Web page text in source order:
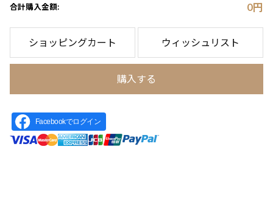
合計購入金額: 0円
ショッピングカート ウィッシュリスト
購入する
Facebookでログイン